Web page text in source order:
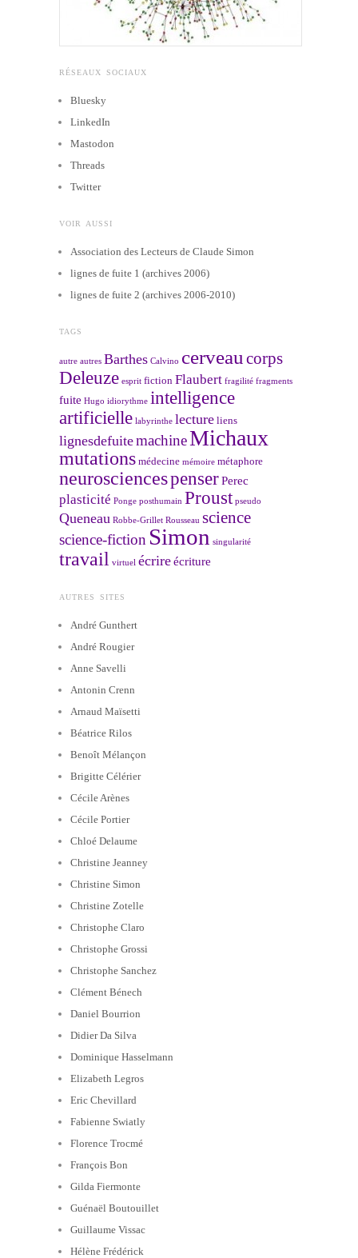
RÉSEAUX SOCIAUX
Bluesky
LinkedIn
Mastodon
Threads
Twitter
VOIR AUSSI
Association des Lecteurs de Claude Simon
lignes de fuite 1 (archives 2006)
lignes de fuite 2 (archives 2006-2010)
TAGS
autre autres Barthes Calvino cerveau corps
Deleuze esprit fiction Flaubert fragilité fragments
fuite Hugo idiorythme intelligence
artificielle labyrinthe lecture liens
lignesdefuitemachineMichaux
mutations médecine mémoire métaphore
neurosciencespenserPerec
plasticité Ponge posthumain Proust pseudo
Queneau Robbe-Grillet Rousseau science
science-fiction Simon singularité
travail virtuel écrireécriture
AUTRES SITES
André Gunthert
André Rougier
Anne Savelli
Antonin Crenn
Arnaud Maïsetti
Béatrice Rilos
Benoît Mélançon
Brigitte Célérier
Cécile Arènes
Cécile Portier
Chloé Delaume
Christine Jeanney
Christine Simon
Christine Zotelle
Christophe Claro
Christophe Grossi
Christophe Sanchez
Clément Bénech
Daniel Bourrion
Didier Da Silva
Dominique Hasselmann
Elizabeth Legros
Eric Chevillard
Fabienne Swiatly
Florence Trocmé
François Bon
Gilda Fiermonte
Guénaël Boutouillet
Guillaume Vissac
Hélène Frédérick